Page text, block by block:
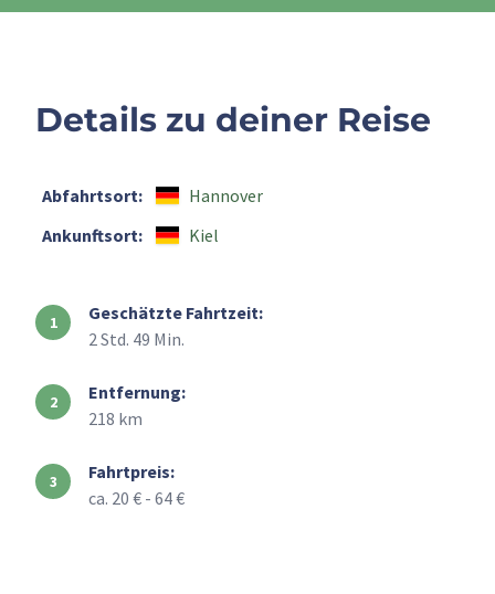
Details zu deiner Reise
Abfahrtsort:
Hannover
Ankunftsort:
Kiel
Geschätzte Fahrtzeit:
2 Std. 49 Min.
Entfernung:
218 km
Fahrtpreis:
ca. 20 € - 64 €